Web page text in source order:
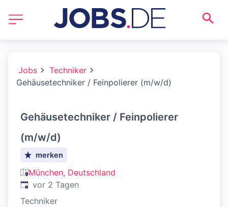
Jobs
Techniker
Gehäusetechniker / Feinpolierer (m/w/d)
Gehäusetechniker / Feinpolierer
(m/w/d)
merken
München, Deutschland
Veröffentlicht:
vor 2 Tagen
Techniker